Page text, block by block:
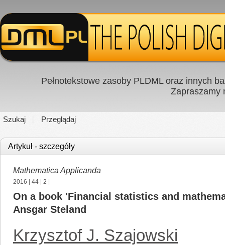
Pełnotekstowe zasoby PLDML oraz innych
Zapraszamy
Szukaj Przeglądaj
Artykuł - szczegóły
Mathematica Applicanda
2016 44 2
On a book 'Financial statistics and
Ansgar Steland
Krzysztof J. Szajowski